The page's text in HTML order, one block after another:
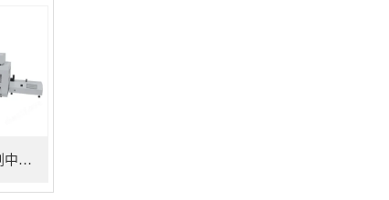
油田化学剂中有机氯含量测定仪